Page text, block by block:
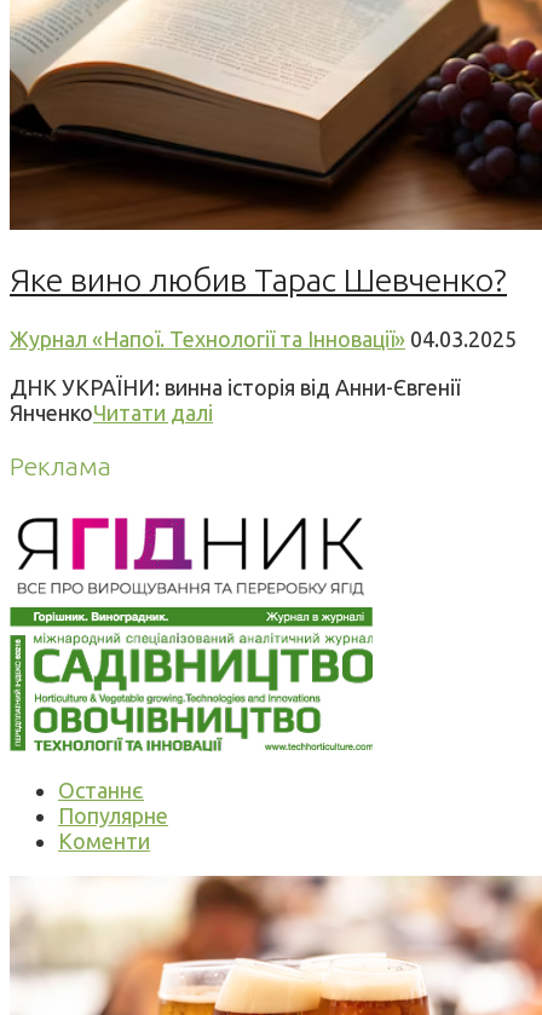
Яке вино любив Тарас Шевченко?
Журнал «Напої. Технології та Інновації» 04.03.2025
ДНК УКРАЇНИ: винна історія від Анни-Євгенії
ЯнченкоЧитати далі
Реклама
Останнє
Популярне
Коменти